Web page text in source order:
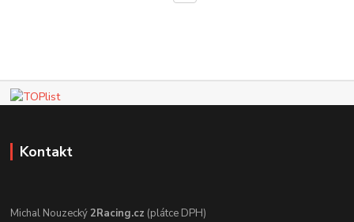
Kontakt
Michal Nouzecký2Racing.cz (plátce DPH)